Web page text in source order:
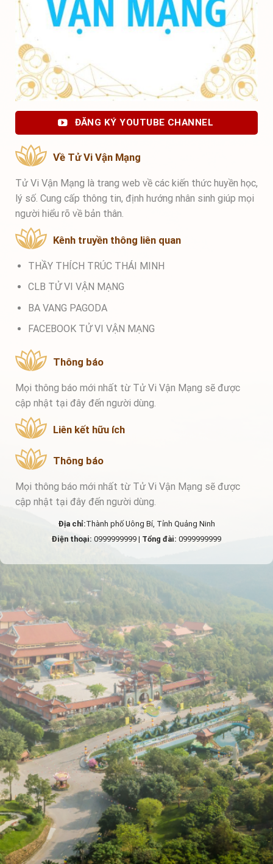
ĐĂNG KÝ YOUTUBE CHANNEL
Về Tử Vi Vận Mạng
Tử Vi Vận Mạng là trang web về các kiến thức huyền học,
lý số. Cung cấp thông tin, định hướng nhân sinh giúp mọi
người hiểu rõ về bản thân.
Kênh truyền thông liên quan
THẦY THÍCH TRÚC THÁI MINH
CLB TỬ VI VẬN MẠNG
BA VANG PAGODA
FACEBOOK TỬ VI VẬN MẠNG
Thông báo
Mọi thông báo mới nhất từ Tử Vi Vận Mạng sẽ được
cập nhật tại đây đến người dùng.
Liên kết hữu ích
Thông báo
Mọi thông báo mới nhất từ Tử Vi Vận Mạng sẽ được
cập nhật tại đây đến người dùng.
Địa chỉ:Thành phố Uông Bí, Tỉnh Quảng Ninh
Điện thoại: 0999999999 | Tổng đài: 0999999999